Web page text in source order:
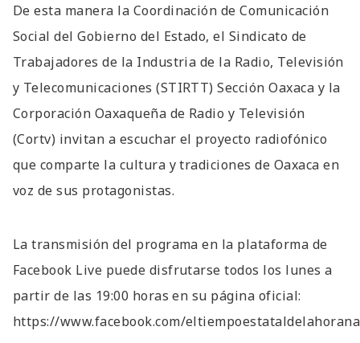
De esta manera la Coordinación de Comunicación
Social del Gobierno del Estado, el Sindicato de
Trabajadores de la Industria de la Radio, Televisión
y Telecomunicaciones (STIRTT) Sección Oaxaca y la
Corporación Oaxaqueña de Radio y Televisión
(Cortv) invitan a escuchar el proyecto radiofónico
que comparte la cultura y tradiciones de Oaxaca en
voz de sus protagonistas.
La transmisión del programa en la plataforma de
Facebook Live puede disfrutarse todos los lunes a
partir de las 19:00 horas en su página oficial:
https://www.facebook.com/